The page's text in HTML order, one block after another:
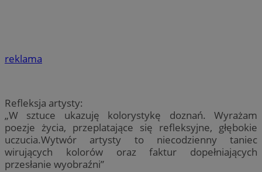
reklama
Refleksja artysty:
„W sztuce ukazuję kolorystykę doznań. Wyrażam
poezje życia, przeplatające się refleksyjne, głębokie
uczucia.Wytwór artysty to niecodzienny taniec
wirujących kolorów oraz faktur dopełniających
przesłanie wyobraźni”